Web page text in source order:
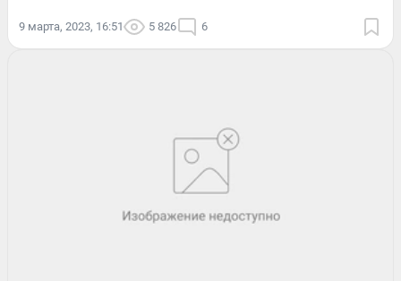
9 марта, 2023, 16:51 5 826 6